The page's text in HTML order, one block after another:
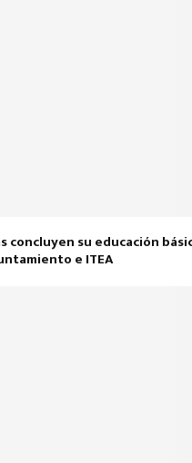
concluyen su educación
e ITEA